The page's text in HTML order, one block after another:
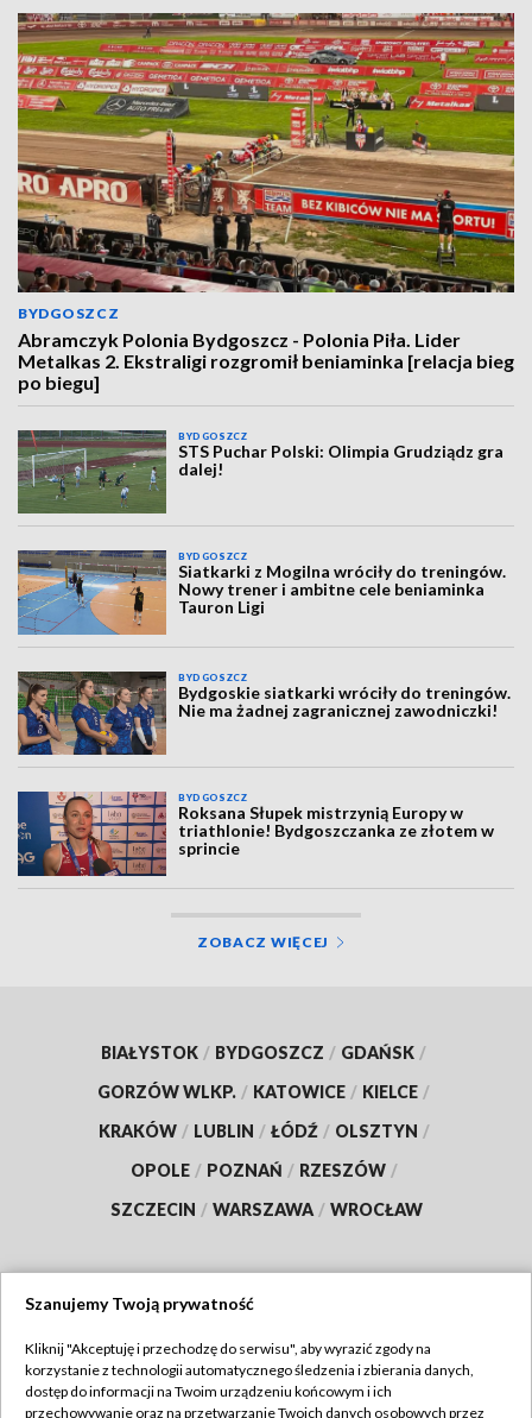
BYDGOSZCZ
Abramczyk Polonia Bydgoszcz - Polonia Piła. Lider
Metalkas 2. Ekstraligi rozgromił beniaminka [relacja bieg
po biegu]
BYDGOSZCZ
STS Puchar Polski: Olimpia Grudziądz gra
dalej!
BYDGOSZCZ
Siatkarki z Mogilna wróciły do treningów.
Nowy trener i ambitne cele beniaminka
Tauron Ligi
BYDGOSZCZ
Bydgoskie siatkarki wróciły do treningów.
Nie ma żadnej zagranicznej zawodniczki!
BYDGOSZCZ
Roksana Słupek mistrzynią Europy w
triathlonie! Bydgoszczanka ze złotem w
sprincie
ZOBACZ WIĘCEJ
BIAŁYSTOK / BYDGOSZCZ / GDAŃSK /
GORZÓW WLKP. / KATOWICE / KIELCE /
KRAKÓW / LUBLIN / ŁÓDŹ / OLSZTYN /
OPOLE / POZNAŃ / RZESZÓW /
SZCZECIN / WARSZAWA / WROCŁAW
TVP
Szanujemy Twoją prywatność
Kliknij "Akceptuję i przechodzę do serwisu", aby wyrazić zgody na
korzystanie z technologii automatycznego śledzenia i zbierania danych,
dostęp do informacji na Twoim urządzeniu końcowym i ich
przechowywanie oraz na przetwarzanie Twoich danych osobowych przez